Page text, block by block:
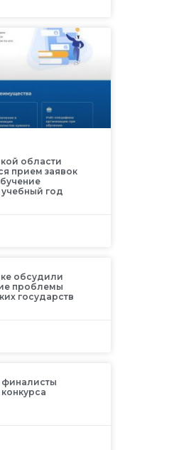
области
прием заявок
год
обсудили
проблемы
государств